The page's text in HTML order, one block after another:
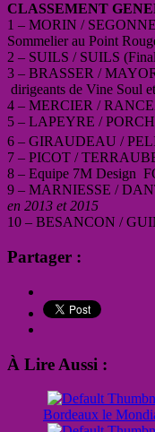
CLASSEMENT
1 – MORIN /
Sommelier au Point
2 – SUILS / SUILS
3 – BRASSER /
dirigeants de Vine Soul
4 – MERCIER /
5 – LAPEYRE /
6 – GIRAUDEAU /
7 – PICOT /
8 – Equipe 7M Design
9 – MARNIESSE /
en 2013 et 2015
10 – BESANCON /
Partager :
À Lire Aussi :
Bordeaux le